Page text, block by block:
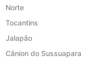
Norte
Tocantins
Jalapão
Cânion do Sussuapara